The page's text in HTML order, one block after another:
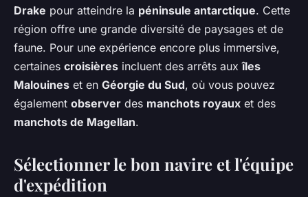
Drake pour atteindre la péninsule antarctique. Cette
région offre une grande diversité de paysages et de
faune. Pour une expérience encore plus immersive,
certaines croisières incluent des arrêts auxîles
Malouines et en Géorgie du Sud, où vous pouvez
également observer des manchots royaux et des
manchots de Magellan.
Sélectionner le bon navire et l'équipe
d'expédition